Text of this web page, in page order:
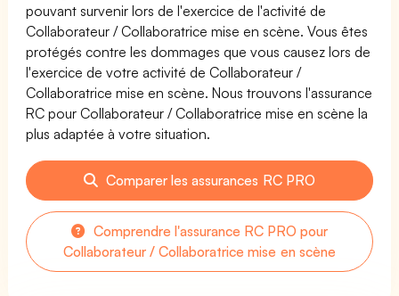
pouvant survenir lors de l'exercice de l'activité de
Collaborateur / Collaboratrice mise en scène. Vous êtes
protégés contre les dommages que vous causez lors de
l'exercice de votre activité de Collaborateur /
Collaboratrice mise en scène. Nous trouvons l'assurance
RC pour Collaborateur / Collaboratrice mise en scène la
plus adaptée à votre situation.
Comparer les assurances RC PRO
Comprendre l'assurance RC PRO pour
Collaborateur / Collaboratrice mise en scène